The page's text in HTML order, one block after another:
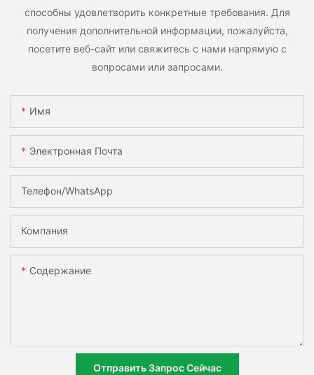
способны удовлетворить конкретные требования. Для
получения дополнительной информации, пожалуйста,
посетите веб-сайт или свяжитесь с нами напрямую с
вопросами или запросами.
Имя
Электронная Почта
Телефон/WhatsApp
Компания
Содержание
Отправить Запрос Сейчас